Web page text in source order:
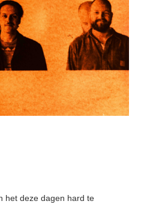
het deze dagen hard te